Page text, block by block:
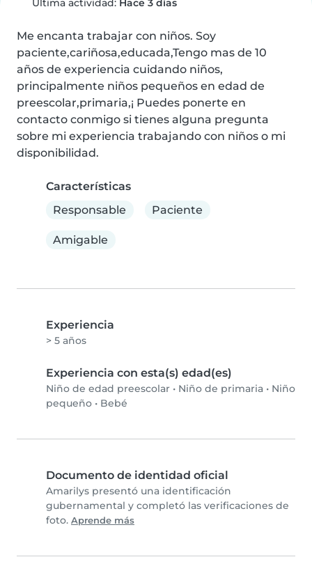
Última actividad: Hace 3 días
Me encanta trabajar con niños. Soy
paciente,cariñosa,educada,Tengo mas de 10
años de experiencia cuidando niños,
principalmente niños pequeños en edad de
preescolar,primaria,¡ Puedes ponerte en
contacto conmigo si tienes alguna pregunta
sobre mi experiencia trabajando con niños o mi
disponibilidad.
Características
Responsable
Paciente
Amigable
Experiencia
> 5 años
Experiencia con esta(s) edad(es)
Niño de edad preescolar • Niño de primaria • Niño
pequeño • Bebé
Documento de identidad oficial
Amarilys presentó una identificación
gubernamental y completó las verificaciones de
foto. Aprende más